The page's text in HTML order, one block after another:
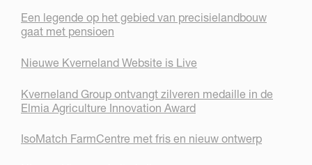
Een legende op het gebied van precisielandbouw
gaat met pensioen
Nieuwe Kverneland Website is Live
Kverneland Group ontvangt zilveren medaille in de
Elmia Agriculture Innovation Award
IsoMatch FarmCentre met fris en nieuw ontwerp